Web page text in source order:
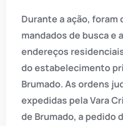
Durante a ação, foram
mandados de busca e
endereços
do estabelecimento
Brumado. As ordens
expedidas pela Vara
de Brumado, a pedido